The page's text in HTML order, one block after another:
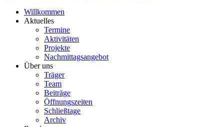
Willkommen
Aktuelles
Termine
Aktivitäten
Projekte
Nachmittagsangebot
Über uns
Träger
Team
Beiträge
Öffnungszeiten
Schließtage
Archiv